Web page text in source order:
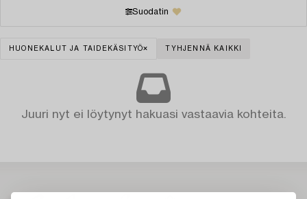
Suodatin
HUONEKALUT JA TAIDEKÄSITYÖ TYHJENNÄ KAIKKI
Juuri nyt ei löytynyt hakuasi vastaavia kohteita.